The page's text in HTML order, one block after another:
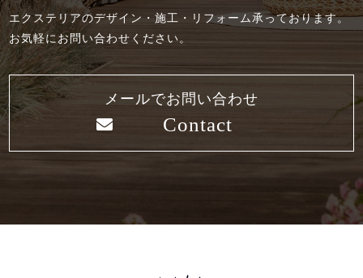
エクステリアのデザイン・施工・リフォーム承っております。
お気軽にお問い合わせください。
メールでお問い合わせ
Contact